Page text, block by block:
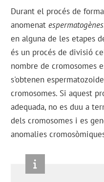
Durant el procés de
anomenat
en alguna de les etapes
és un procés de divisió
nombre de cromosomes
s'obtenen
cromosomes. Si aquest
adequada, no es duu a
dels cromosomes i es
anomalies